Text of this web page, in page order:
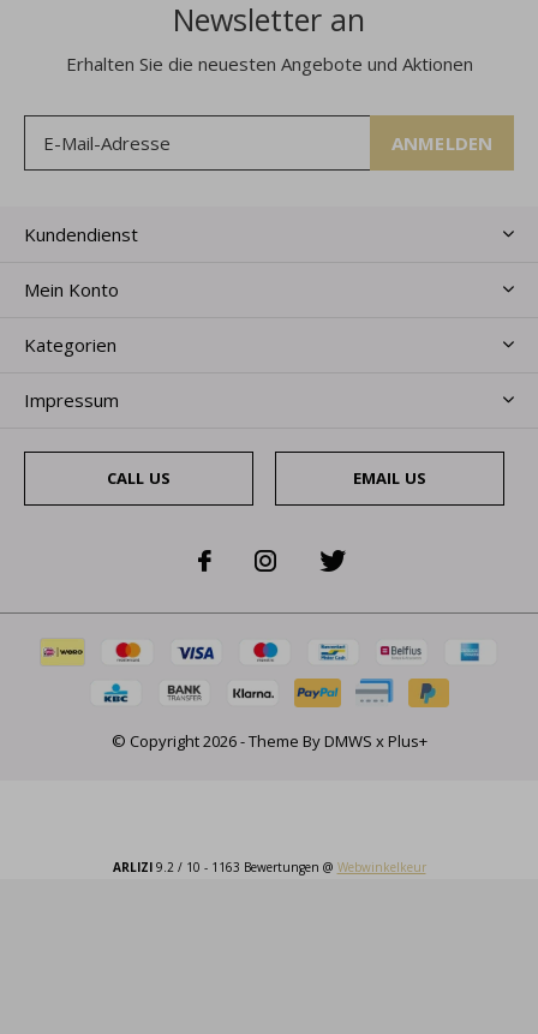
Newsletter an
Erhalten Sie die neuesten Angebote und Aktionen
ANMELDEN
Kundendienst
Mein Konto
Kategorien
Impressum
CALL US EMAIL US
© Copyright2026- Theme ByDMWS xPlus+
ARLIZI9.2/ 10 - 1163 Bewertungen @ Webwinkelkeur